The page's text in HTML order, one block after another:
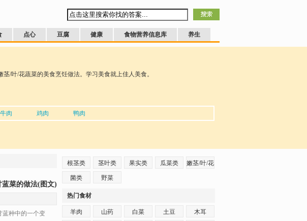
点心 豆腐 健康 食物营养信息库 养生
/叶/花蔬菜的美食烹饪做法。学习美食就上佳人美食。
牛肉 鸡肉 鸭肉
蓝菜的做法(图文)
种中的一个变
根茎类 茎叶类 果实类 瓜菜类 嫩茎/叶/花
菌类 野菜
热门食材
羊肉 山药 白菜 土豆 木耳